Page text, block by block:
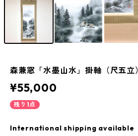
森兼窓「水墨山水」掛軸（尺五立）
¥55,000
残り1点
International shipping available